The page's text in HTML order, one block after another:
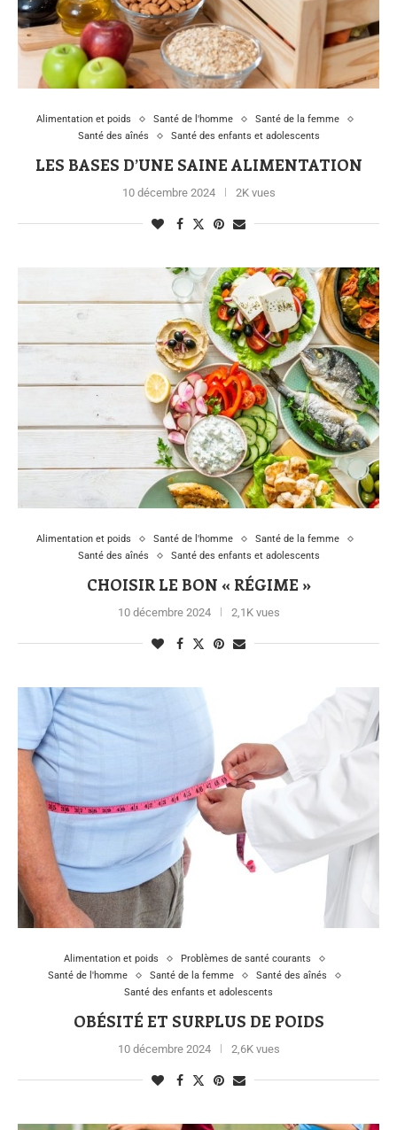
Alimentation et poids Santé de l'homme
Santé de la femme
Santé des aînés
Santé des enfants et adolescents
LES BASES D’UNE SAINE ALIMENTATION
10 décembre 2024 2K vues
Alimentation et poids Santé de l'homme
Santé de la femme
Santé des aînés
Santé des enfants et adolescents
CHOISIR LE BON « RÉGIME »
10 décembre 2024 2,1K vues
Alimentation et poids
Problèmes de santé courants
Santé de l'homme
Santé de la femme
Santé des aînés
Santé des enfants et adolescents
OBÉSITÉ ET SURPLUS DE POIDS
10 décembre 2024 2,6K vues